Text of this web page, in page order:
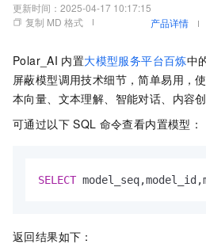
更新时间： 2025-04-17 10:17:15
复制 MD 格式
产品详情
Polar_AI 内置大模型服务平台百炼中
屏蔽模型调用技术细节，简单易用，
本向量、文本理解、智能对话、内容创
可通过以下 SQL 命令查看内置模型：
SELECT
返回结果如下：